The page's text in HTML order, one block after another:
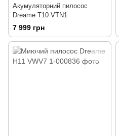
Акумуляторний пилосос
Dreame T10 VTN1
7 999 грн